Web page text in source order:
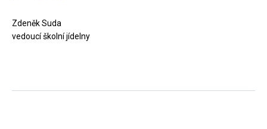
Zdeněk Suda
vedoucí školní jídelny